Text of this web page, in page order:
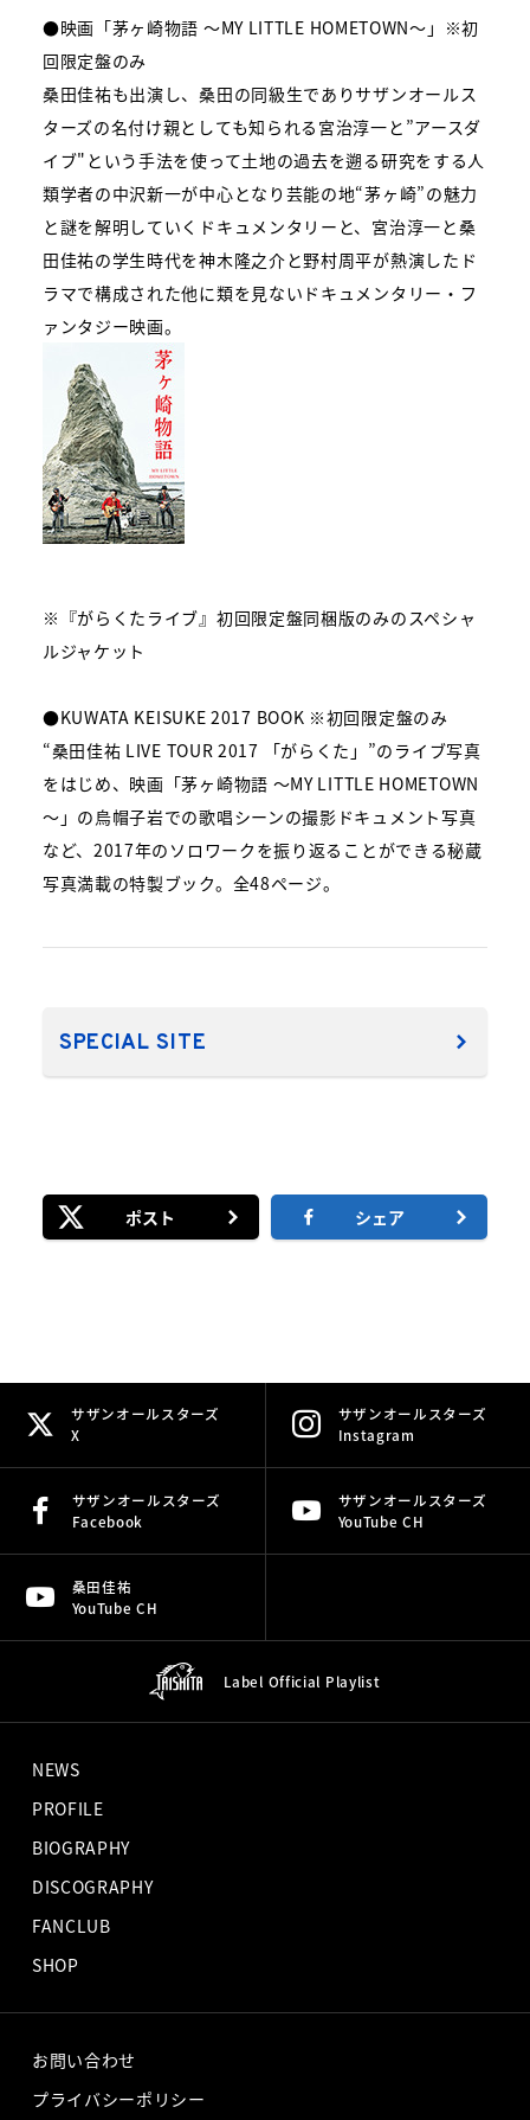
●映画「茅ヶ崎物語 ～MY LITTLE HOMETOWN～」※初
回限定盤のみ
桑田佳祐も出演し、桑田の同級生でありサザンオールス
ターズの名付け親としても知られる宮治淳一と”アースダ
イブ"という手法を使って土地の過去を遡る研究をする人
類学者の中沢新一が中心となり芸能の地“茅ヶ崎”の魅力
と謎を解明していくドキュメンタリーと、宮治淳一と桑
田佳祐の学生時代を神木隆之介と野村周平が熱演したド
ラマで構成された他に類を見ないドキュメンタリー・フ
ァンタジー映画。
※『がらくたライブ』初回限定盤同梱版のみのスペシャ
ルジャケット
●KUWATA KEISUKE 2017 BOOK ※初回限定盤のみ
“桑田佳祐 LIVE TOUR 2017 「がらくた」”のライブ写真
をはじめ、映画「茅ヶ崎物語 ～MY LITTLE HOMETOWN
～」の烏帽子岩での歌唱シーンの撮影ドキュメント写真
など、2017年のソロワークを振り返ることができる秘蔵
写真満載の特製ブック。全48ページ。
SPECIAL SITE
ポスト シェア
サザンオールスターズ
X
サザンオールスターズ
Instagram
サザンオールスターズ
Facebook
サザンオールスターズ
YouTube CH
桑田佳祐
YouTube CH
Label Official Playlist
NEWS
PROFILE
BIOGRAPHY
DISCOGRAPHY
FANCLUB
SHOP
お問い合わせ
プライバシーポリシー